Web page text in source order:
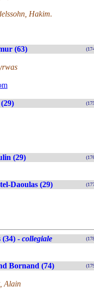
Hakim.
(63)
(29)
Daoulas (29)
(34) - collegiale
Bornand (74)
Alain